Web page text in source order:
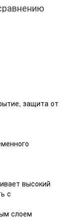
защита от
высокий
с
слоем